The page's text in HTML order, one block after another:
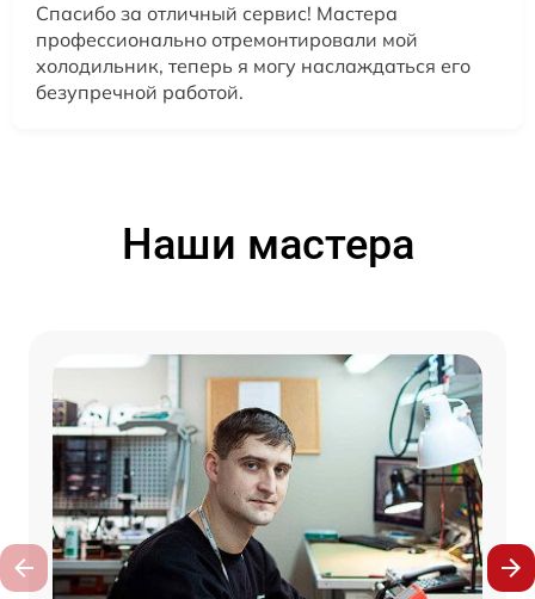
Спасибо за отличный сервис! Мастера
профессионально отремонтировали мой
холодильник, теперь я могу наслаждаться его
безупречной работой.
Наши мастера